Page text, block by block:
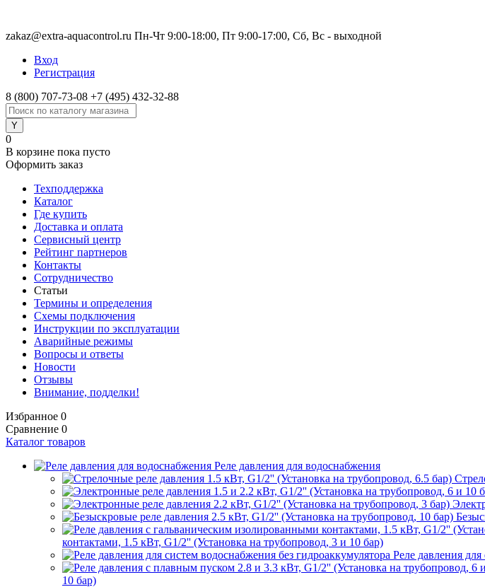
zakaz@extra-aquacontrol.ru Пн-Чт 9:00-18:00, Пт 9:00-17:00, Сб, Вс - выходной
Вход
Регистрация
8 (800) 707-73-08 +7 (495) 432-32-88
0
В корзине пока пусто
Оформить заказ
Техподдержка
Каталог
Где купить
Доставка и оплата
Сервисный центр
Рейтинг партнеров
Контакты
Сотрудничество
Статьи
Термины и определения
Схемы подключения
Инструкции по эксплуатации
Аварийные режимы
Вопросы и ответы
Новости
Отзывы
Внимание, подделки!
Избранное 0
Сравнение 0
Каталог товаров
Реле давления для водоснабжения
контактами, 1.5 кВт, G1/2'' (Установка на трубопровод, 3 и 10 бар)
Реле давления
10 бар)